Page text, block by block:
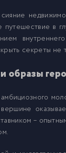
в
секреты
образы
–